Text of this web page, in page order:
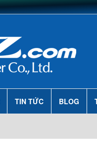
TIN TỨC BLOG